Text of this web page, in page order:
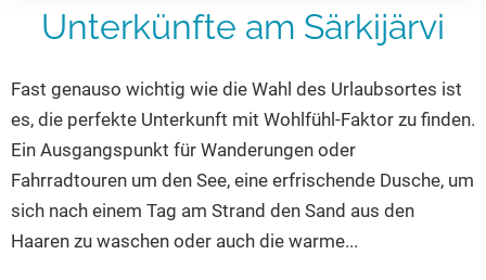
Wellness am See
Romantik Hotels
Camping
Kanu- & Kajak-Urlaub
Wanderurlaub
Bikeurlaub
Auszeit & Wellness
Familienhotels
Wellness-Hotels
Biohotels
Ausgefallenes
Häuser auf dem Wasser
Hundefreundliche Unterkünfte
Überwachte Badestellen
Unsere See-Highlights
Deutschlands schönste Seen
Top Seen nach Bundesländern
Top Seen nach Regionen
Deutschlands Lieblingsseen
Unterkünfte am Särkijärvi
Fast genauso wichtig wie die Wahl des Urlaubsortes ist
es, die perfekte Unterkunft mit Wohlfühl-Faktor zu finden.
Ein Ausgangspunkt für Wanderungen oder
Fahrradtouren um den See, eine erfrischende Dusche, um
sich nach einem Tag am Strand den Sand aus den
Haaren zu waschen oder auch die warme...